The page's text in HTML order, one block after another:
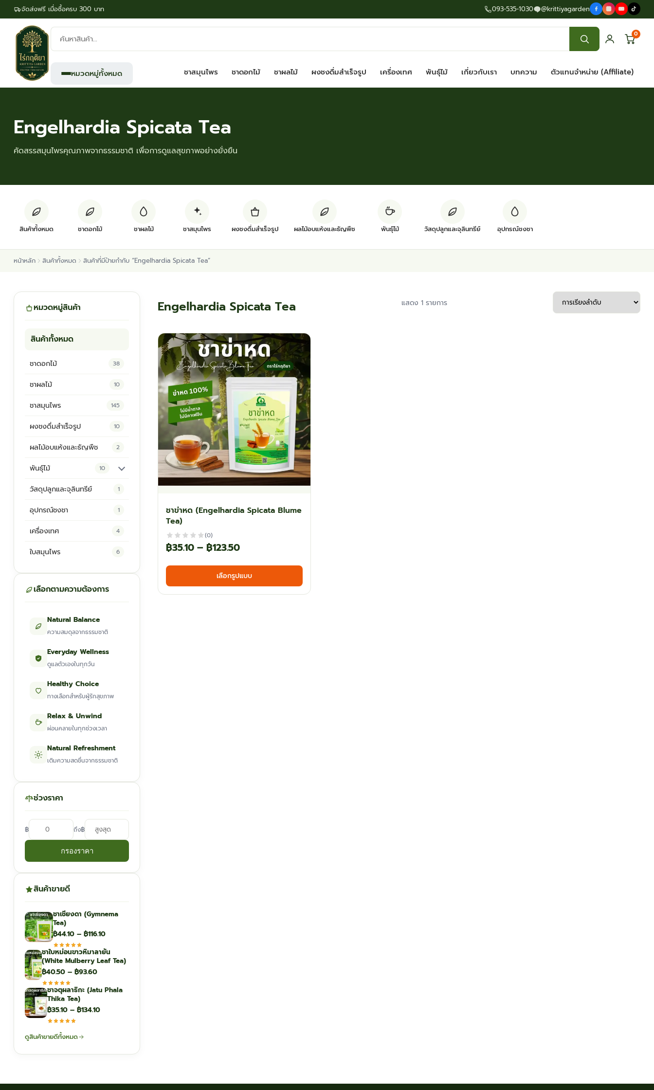
จัดส่งฟรี เมื่อซื้อครบ 300 บาท 093-535-1030 @krittiyagarden
ค้นหา
สินค้า:
0
หมวดหมู่ทั้งหมด ชาสมุนไพร ชาดอกไม้ ชาผลไม้ ผงชงดื่มสำเร็จรูป เครื่องเทศ พันธุ์ไม้ เกี่ยวกับเรา บทความ ตัวแทนจำหน่าย (Affiliate)
Engelhardia Spicata Tea
คัดสรรสมุนไพรคุณภาพจากธรรมชาติ เพื่อการดูแลสุขภาพอย่างยั่งยืน
สินค้าทั้งหมด ชาดอกไม้ ชาผลไม้ ชาสมุนไพร ผงชงดื่มสำเร็จรูป ผลไม้อบแห้งและธัญพืช พันธุ์ไม้ วัสดุปลูกและจุลินทรีย์ อุปกรณ์ชงชา
หน้าหลัก สินค้าทั้งหมด สินค้าที่มีป้ายกำกับ “Engelhardia Spicata Tea”
หมวดหมู่สินค้า
สินค้าทั้งหมด
ชาดอกไม้ 38
ชาผลไม้ 10
ชาสมุนไพร 145
ผงชงดื่มสำเร็จรูป 10
ผลไม้อบแห้งและธัญพืช 2
พันธุ์ไม้ 10
ต้นพันธุ์สมุนไพร 5
วัสดุปลูกและจุลินทรีย์ 1
อุปกรณ์ชงชา 1
เครื่องเทศ 4
ใบสมุนไพร 6
เลือกตามความต้องการ
Natural Balance
ความสมดุลจากธรรมชาติ
Everyday Wellness
ดูแลตัวเองในทุกวัน
Healthy Choice
ทางเลือกสำหรับผู้รักสุขภาพ
Relax & Unwind
ผ่อนคลายในทุกช่วงเวลา
Natural Refreshment
เติมความสดชื่นจากธรรมชาติ
ช่วงราคา
฿ ถึง฿
กรองราคา
สินค้าขายดี
ชาเชียงดา (Gymnema
Tea)
฿44.10 – ฿116.10Price
฿44.10
through
ชาใบหม่อนขาวหิมาลายัน
(White Mulberry Leaf Tea)
฿40.50 – ฿93.60Price
฿40.50
฿93.60
ชาจตุผลาธิกะ (Jatu Phala
Thika Tea)
฿35.10 – ฿134.10Price
฿134.10
ดูสินค้าขายดีทั้งหมด
Engelhardia Spicata Tea แสดง 1 รายการ
ชาข่าหด (Engelhardia Spicata Blume
Tea)
(0)
฿35.10 – ฿123.50Price
range:
฿35.10
through
เลือกรูปแบบ
This
has